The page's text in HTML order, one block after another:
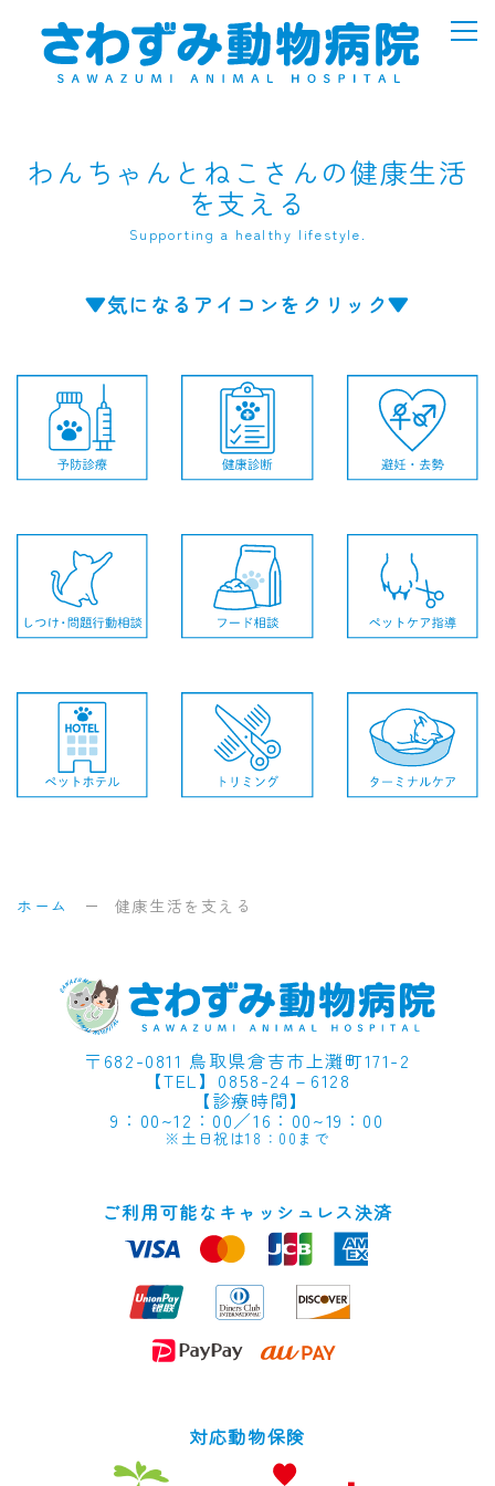
わんちゃんとねこさんの健康生活
を支える
Supporting a healthy lifestyle.
▼気になるアイコンをクリック▼
ホーム 健康生活を支える
〒682-0811 鳥取県倉吉市上灘町171-2
【TEL】0858-24－6128
【診療時間】
9：00~12：00／16：00~19：00
※土日祝は18：00まで
ご利用可能なキャッシュレス決済
対応動物保険